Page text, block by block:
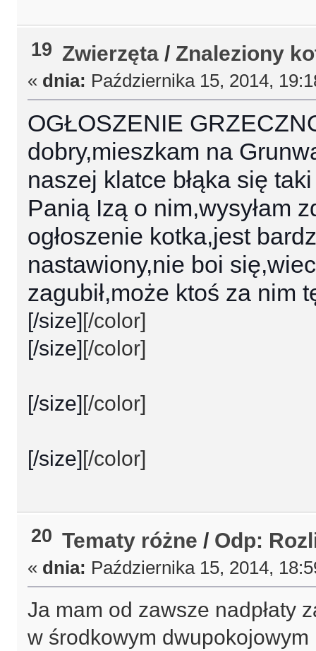
19 Zwierzęta / Znaleziony
« dnia: Października 15, 2014,
OGŁOSZENIE
dobry,mieszkam na
naszej klatce błąka się
Panią Izą o nim,wysyłam
ogłoszenie kotka,jest
nastawiony,nie boi
zagubił,może ktoś za nim
[/size][/color]
[/size][/color]
[/size][/color]
[/size][/color]
20 Tematy różne / Odp:
« dnia: Października 15, 2014,
Ja mam od zawsze nadpłaty
w środkowym